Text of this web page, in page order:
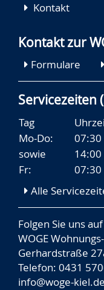
Kontakt
Kontakt zur
Formulare
Servicezeiten
Tag
Mo-Do:
07:30
sowie
Fr:
07:30
Alle
Folgen Sie uns auf
WOGE
Gerhardstraße
Telefon: 0431
info@woge-kiel.de